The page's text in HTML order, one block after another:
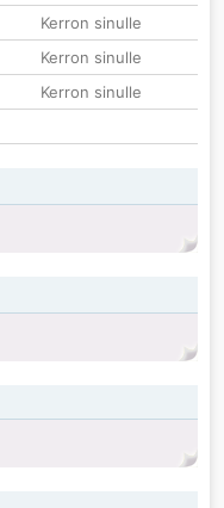
Kerron sinulle
Kerron sinulle
Kerron sinulle